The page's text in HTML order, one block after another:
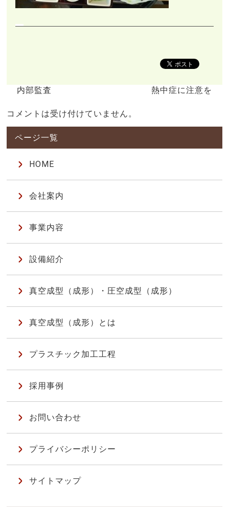
内部監査 熱中症に注意を
コメントは受け付けていません。
HOME
会社案内
事業内容
設備紹介
真空成型（成形）・圧空成型（成形）
真空成型（成形）とは
プラスチック加工工程
採用事例
お問い合わせ
プライバシーポリシー
サイトマップ